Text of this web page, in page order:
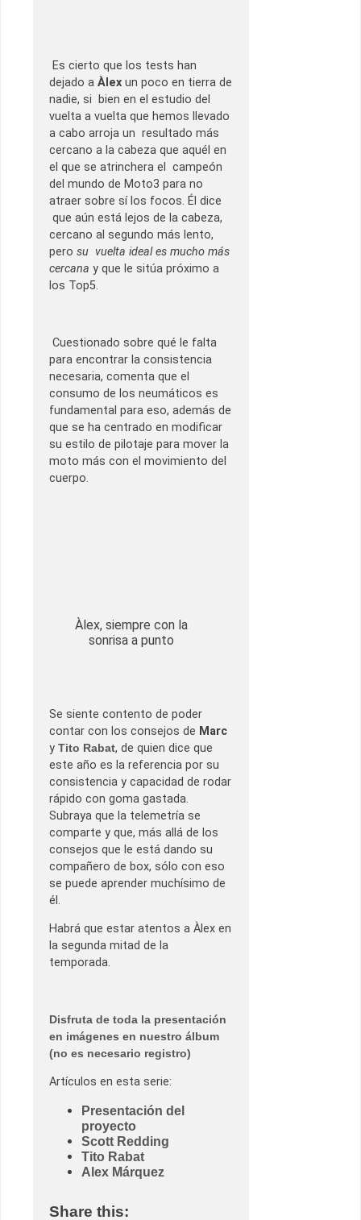
Es cierto que los tests han
dejado a Àlex un poco en tierra de
nadie, si bien en el estudio del
vuelta a vuelta que hemos llevado
a cabo arroja un resultado más
cercano a la cabeza que aquél en
el que se atrinchera el campeón
del mundo de Moto3 para no
atraer sobre sí los focos. Él dice
que aún está lejos de la cabeza,
cercano al segundo más lento,
pero su vuelta ideal es mucho más
cercana y que le sitúa próximo a
los Top5.
Cuestionado sobre qué le falta
para encontrar la consistencia
necesaria, comenta que el
consumo de los neumáticos es
fundamental para eso, además de
que se ha centrado en modificar
su estilo de pilotaje para mover la
moto más con el movimiento del
cuerpo.
Àlex, siempre con la
sonrisa a punto
Se siente contento de poder
contar con los consejos de Marc
y Tito Rabat, de quien dice que
este año es la referencia por su
consistencia y capacidad de rodar
rápido con goma gastada.
Subraya que la telemetría se
comparte y que, más allá de los
consejos que le está dando su
compañero de box, sólo con eso
se puede aprender muchísimo de
él.
Habrá que estar atentos a Àlex en
la segunda mitad de la
temporada.
Disfruta de toda la presentación
en imágenes en nuestro álbum
(no es necesario registro)
Artículos en esta serie:
Presentación del
proyecto
Scott Redding
Tito Rabat
Alex Márquez
Share this: